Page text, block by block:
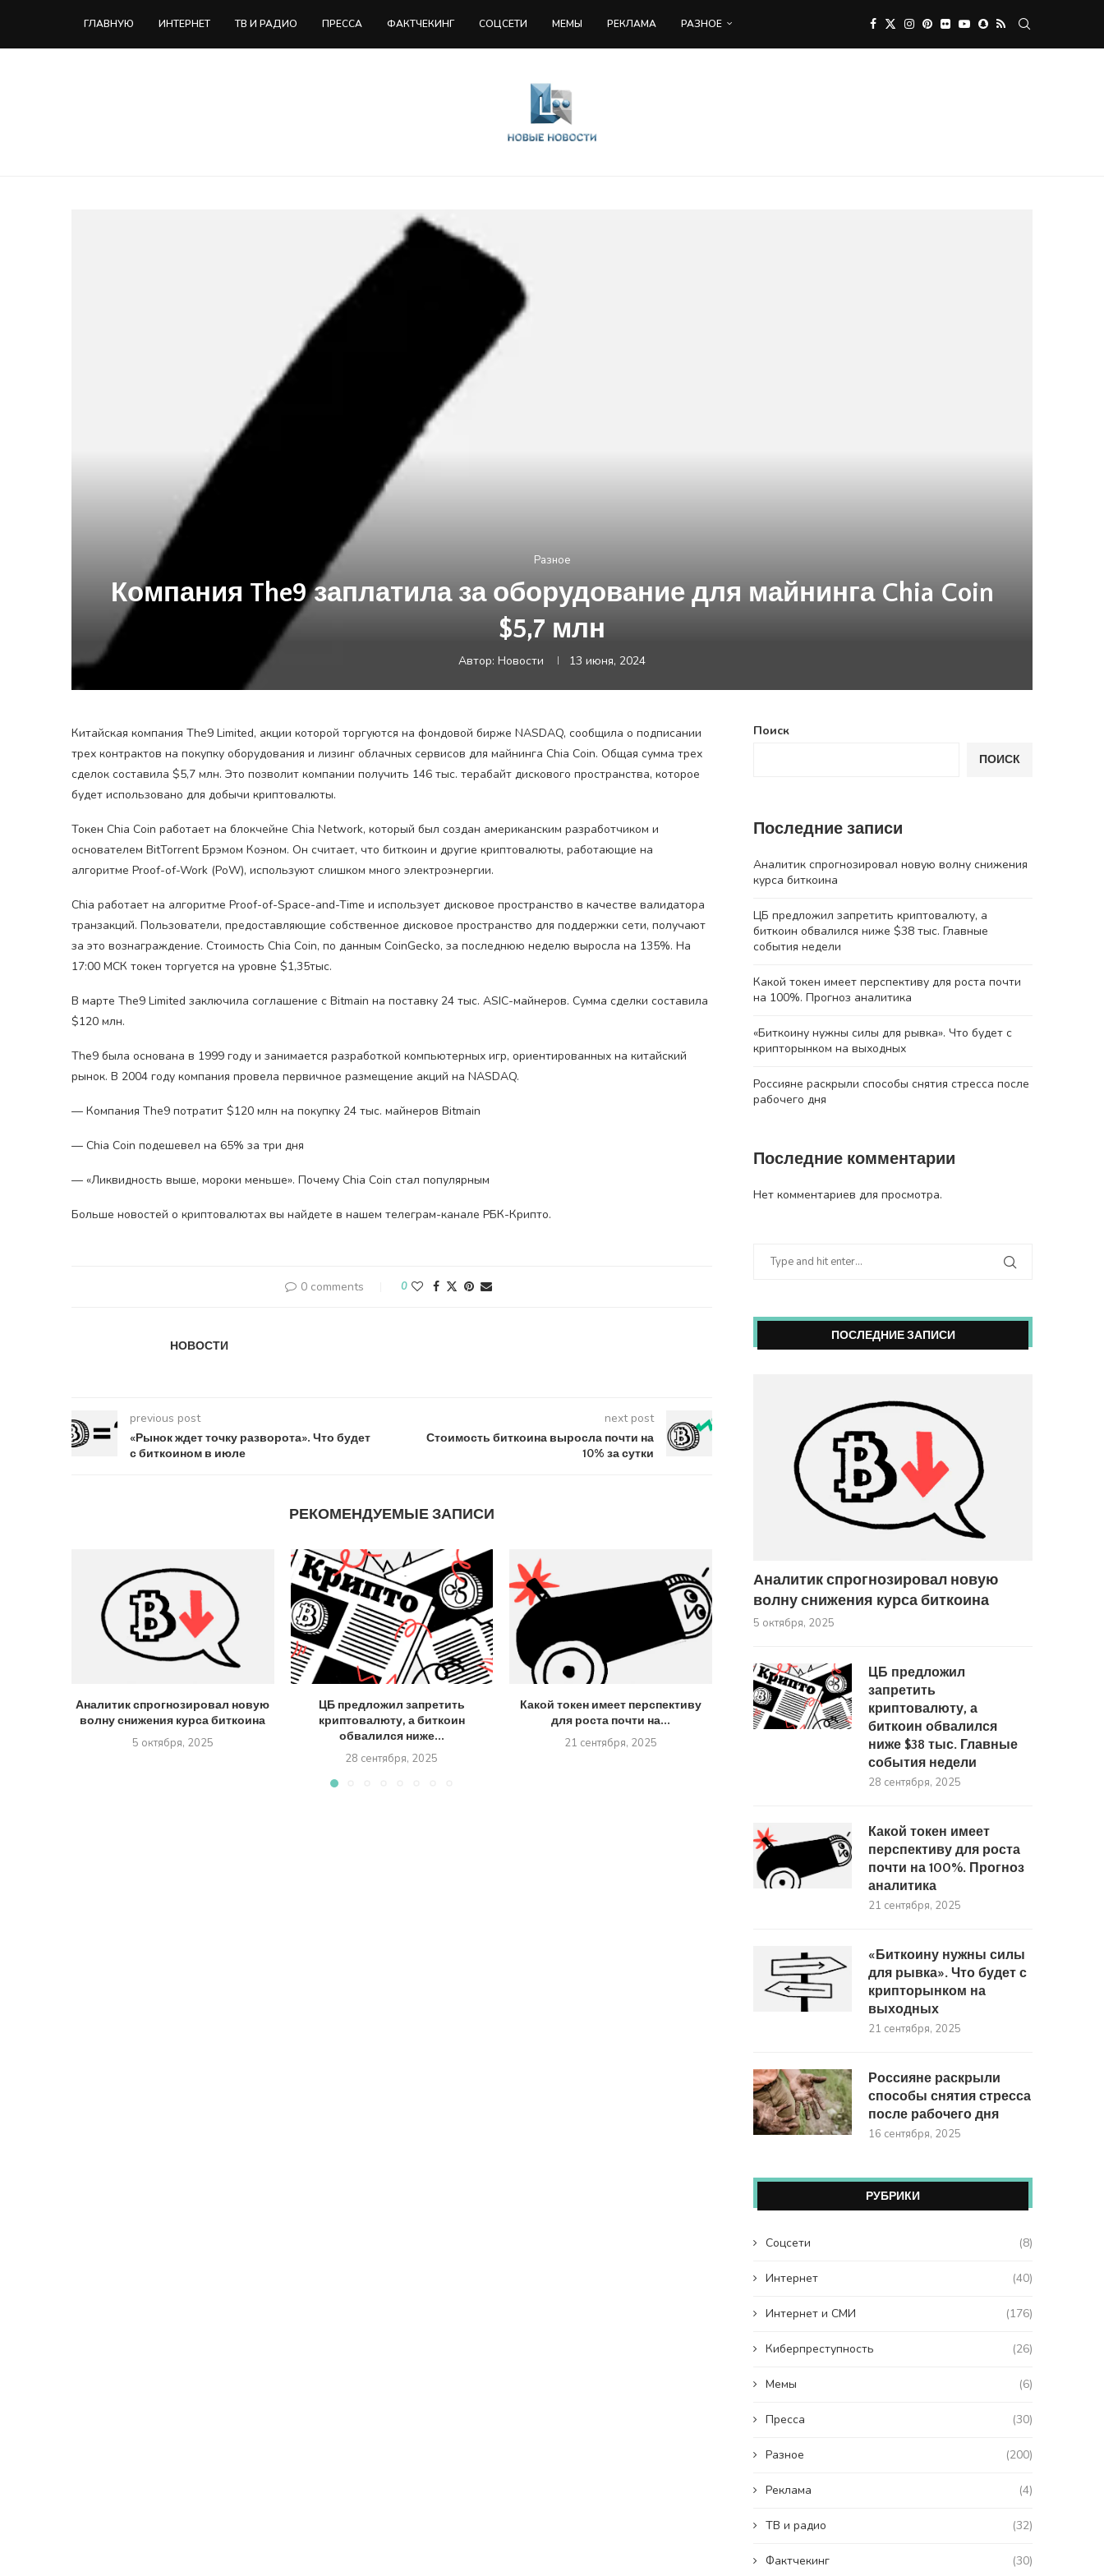
ГЛАВНУЮ ИНТЕРНЕТ ТВ И РАДИО ПРЕССА ФАКТЧЕКИНГ COЦСЕТИ МЕМЫ РЕКЛАМА РАЗНОЕ
Разное
Компания The9 заплатила за оборудование для майнинга Chia Coin
$5,7 млн
Автор: Новости 13 июня, 2024
Китайская компания The9 Limited, акции которой торгуются на фондовой бирже NASDAQ, сообщила о подписании
трех контрактов на покупку оборудования и лизинг облачных сервисов для майнинга Chia Coin. Общая сумма трех
сделок составила $5,7 млн. Это позволит компании получить 146 тыс. терабайт дискового пространства, которое
будет использовано для добычи криптовалюты.
Токен Chia Coin работает на блокчейне Chia Network, который был создан американским разработчиком и
основателем BitTorrent Брэмом Коэном. Он считает, что биткоин и другие криптовалюты, работающие на
алгоритме Proof-of-Work (PoW), используют слишком много электроэнергии.
Chia работает на алгоритме Proof-of-Space-and-Time и использует дисковое пространство в качестве валидатора
транзакций. Пользователи, предоставляющие собственное дисковое пространство для поддержки сети, получают
за это вознаграждение. Стоимость Chia Coin, по данным CoinGecko, за последнюю неделю выросла на 135%. На
17:00 МСК токен торгуется на уровне $1,35тыс.
В марте The9 Limited заключила соглашение с Bitmain на поставку 24 тыс. ASIC-майнеров. Сумма сделки составила
$120 млн.
The9 была основана в 1999 году и занимается разработкой компьютерных игр, ориентированных на китайский
рынок. В 2004 году компания провела первичное размещение акций на NASDAQ.
— Компания The9 потратит $120 млн на покупку 24 тыс. майнеров Bitmain
— Chia Coin подешевел на 65% за три дня
— «Ликвидность выше, мороки меньше». Почему Chia Coin стал популярным
Больше новостей о криптовалютах вы найдете в нашем телеграм-канале РБК-Крипто.
0 comments 0
НОВОСТИ
previous post
«Рынок ждет точку разворота». Что будет
с биткоином в июле
next post
Стоимость биткоина выросла почти на
10% за сутки
РЕКОМЕНДУЕМЫЕ ЗАПИСИ
Аналитик спрогнозировал новую
волну снижения курса биткоина
5 октября, 2025
ЦБ предложил запретить
криптовалюту, а биткоин
обвалился ниже...
28 сентября, 2025
Какой токен имеет перспективу
для роста почти на...
21 сентября, 2025
«Биткоину нужны силы для
рывка». Что будет с...
21 сентября, 2025
Новый обвал или начало
Почему биткоин
27 августа, 2025
Поиск
ПОИСК
Последние записи
Аналитик спрогнозировал новую волну снижения
курса биткоина
ЦБ предложил запретить криптовалюту, а
биткоин обвалился ниже $38 тыс. Главные
события недели
Какой токен имеет перспективу для роста почти
на 100%. Прогноз аналитика
«Биткоину нужны силы для рывка». Что будет с
крипторынком на выходных
Россияне раскрыли способы снятия стресса после
рабочего дня
Последние комментарии
Нет комментариев для просмотра.
ПОСЛЕДНИЕ ЗАПИСИ
Аналитик спрогнозировал новую
волну снижения курса биткоина
5 октября, 2025
ЦБ предложил
запретить
криптовалюту, а
биткоин обвалился
ниже $38 тыс. Главные
события недели
28 сентября, 2025
Какой токен имеет
перспективу для роста
почти на 100%. Прогноз
аналитика
21 сентября, 2025
«Биткоину нужны силы
для рывка». Что будет с
крипторынком на
выходных
21 сентября, 2025
Россияне раскрыли
способы снятия стресса
после рабочего дня
16 сентября, 2025
РУБРИКИ
Coцсети (8)
Интернет (40)
Интернет и СМИ (176)
Киберпреступность (26)
Мемы (6)
Пресса (30)
Разное (200)
Реклама (4)
ТВ и радио (32)
Фактчекинг (30)